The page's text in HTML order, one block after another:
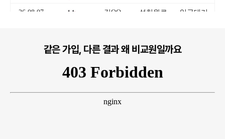
같은 가입, 다른 결과 왜 비교원일까요